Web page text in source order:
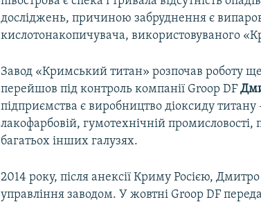
досліджень, причиною забруднення є
кислотонакопичувача, використовуваного
Завод «Кримський титан» розпочав роботу
перейшов під контроль компанії Groop DF
підприємства є виробництво діоксиду титану
лакофарбовій, гумотехнічній промисловості,
багатьох інших галузях.
2014 року, після анексії Криму Росією,
управління заводом. У жовтні Groop DF